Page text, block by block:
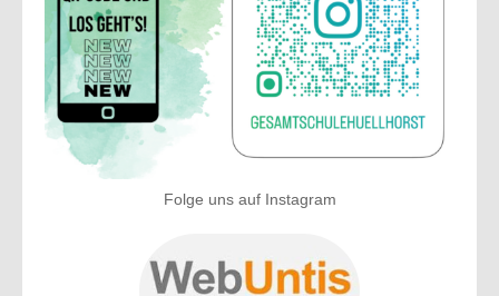
Folge uns auf Instagram